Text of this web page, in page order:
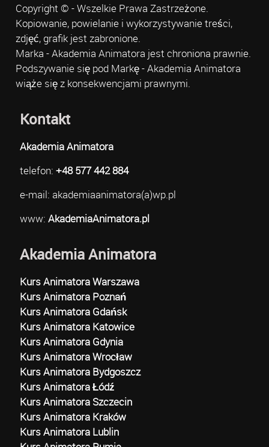
Copyright © - Wszelkie Prawa Zastrzeżone.
Kopiowanie, powielanie i wykorzystywanie treści,
zdjęć, grafik jest zabronione.
Marka - Akademia Animatora jest chroniona prawnie.
Podszywanie się pod Markę - Akademia Animatora
wiąże się z konsekwencjami prawnymi.
Kontakt
Akademia Animatora
telefon: +48 577 442 884
e-mail: akademiaanimatora(a)wp.pl
www: AkademiaAnimatora.pl
Akademia Animatora
Kurs Animatora Warszawa
Kurs Animatora Poznań
Kurs Animatora Gdańsk
Kurs Animatora Katowice
Kurs Animatora Gdynia
Kurs Animatora Wrocław
Kurs Animatora Bydgoszcz
Kurs Animatora Łódź
Kurs Animatora Szczecin
Kurs Animatora Kraków
Kurs Animatora Lublin